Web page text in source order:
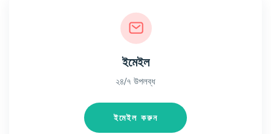
ইমেইল
২৪/৭ উপলব্ধ
ইমেইল করুন